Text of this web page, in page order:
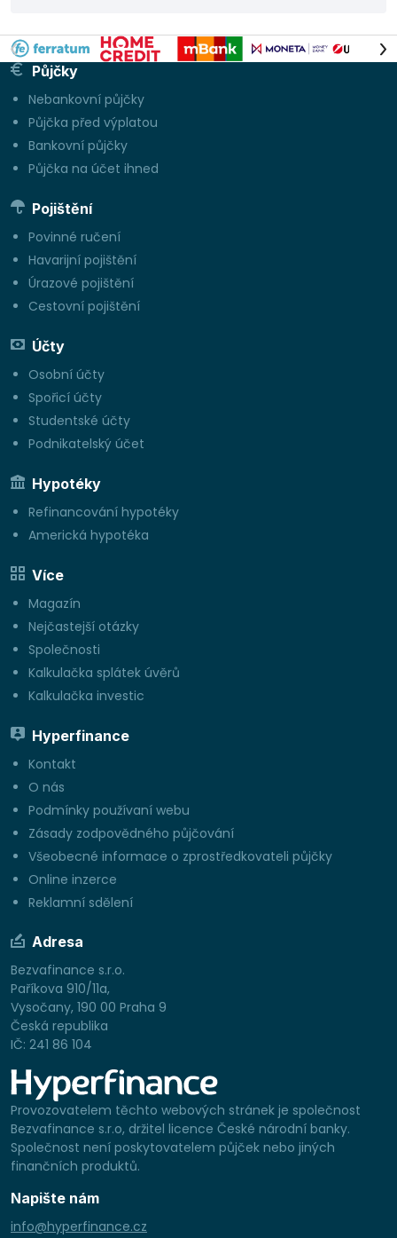
Půjčky
Nebankovní půjčky
Půjčka před výplatou
Bankovní půjčky
Půjčka na účet ihned
Pojištění
Povinné ručení
Havarijní pojištění
Úrazové pojištění
Cestovní pojištění
Účty
Osobní účty
Spořicí účty
Studentské účty
Podnikatelský účet
Hypotéky
Refinancování hypotéky
Americká hypotéka
Více
Magazín
Nejčastejší otázky
Společnosti
Kalkulačka splátek úvěrů
Kalkulačka investic
Hyperfinance
Kontakt
O nás
Podmínky používaní webu
Zásady zodpovědného půjčování
Všeobecné informace o zprostředkovateli půjčky
Online inzerce
Reklamní sdělení
Adresa
Bezvafinance s.r.o.
Paříkova 910/11a,
Vysočany, 190 00 Praha 9
Česká republika
IČ: 241 86 104
Provozovatelem těchto webových stránek je společnost
Bezvafinance s.r.o, držitel licence České národní banky.
Společnost není poskytovatelem půjček nebo jiných
finančních produktů.
Napište nám
info@hyperfinance.cz